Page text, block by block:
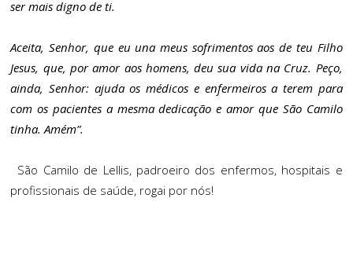
ser mais digno de ti.
Aceita, Senhor, que eu una meus sofrimentos aos de teu Filho
Jesus, que, por amor aos homens, deu sua vida na Cruz. Peço,
ainda, Senhor: ajuda os médicos e enfermeiros a terem para
com os pacientes a mesma dedicação e amor que São Camilo
tinha. Amém”.
São Camilo de Lellis, padroeiro dos enfermos, hospitais e
profissionais de saúde, rogai por nós!